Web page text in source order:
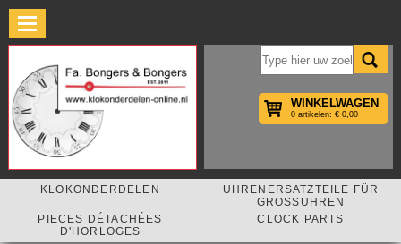
WINKELWAGEN
0 artikelen: € 0,00
KLOKONDERDELEN
UHRENERSATZTEILE FÜR
GROSSUHREN
PIECES DÉTACHÉES
D'HORLOGES
CLOCK PARTS